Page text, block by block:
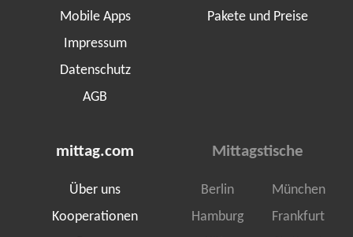
Mobile Apps
Impressum
Datenschutz
AGB
Pakete und Preise
mittag.com
Über uns
Kooperationen
Mittagstische
Berlin
München
Hamburg
Frankfurt